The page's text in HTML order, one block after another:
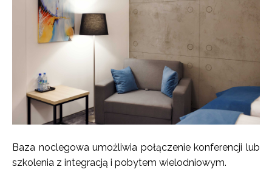
Baza noclegowa umożliwia połączenie konferencji lub
szkolenia z integracją i pobytem wielodniowym.